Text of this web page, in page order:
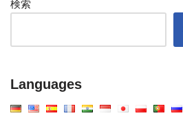
検索
Languages